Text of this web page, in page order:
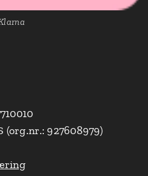
(org.nr.: 927608979)